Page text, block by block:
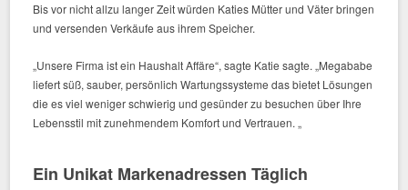
Bis vor nicht allzu langer Zeit würden Katies Mütter und Väter bringen
und versenden Verkäufe aus ihrem Speicher.
„Unsere Firma ist ein Haushalt Affäre“, sagte Katie sagte. „Megababe
liefert süß, sauber, persönlich Wartungssysteme das bietet Lösungen
die es viel weniger schwierig und gesünder zu besuchen über Ihre
Lebensstil mit zunehmendem Komfort und Vertrauen. „
Ein Unikat Markenadressen Täglich